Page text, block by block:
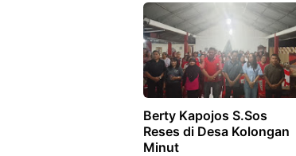
Berty Kapojos S.Sos
Reses di Desa Kolongan
Minut